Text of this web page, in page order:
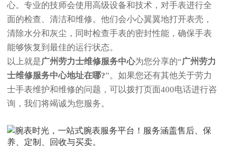
心。专业的技师会使用高级设备和技术，对手表进行全
面的检查、清洁和维修。他们会小心翼翼地打开表壳，
清除水分和灰尘，同时检查手表的密封性能，确保手表
能够恢复到最佳的运行状态。
以上就是广州劳力士维修服务中心为您分享的“广州劳力
士维修服务中心地址在哪?”。如果您还有其他关于劳力
士手表维护和维修的问题，可以拨打页面400电话进行咨
询，我们将竭诚为您服务。